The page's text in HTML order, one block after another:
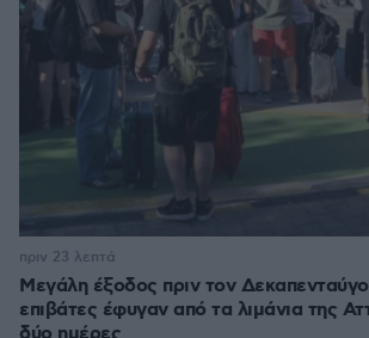
Μεγάλη έξοδος πριν τον
επιβάτες έφυγαν από τα λιμάνια της
πριν 23 λεπτά